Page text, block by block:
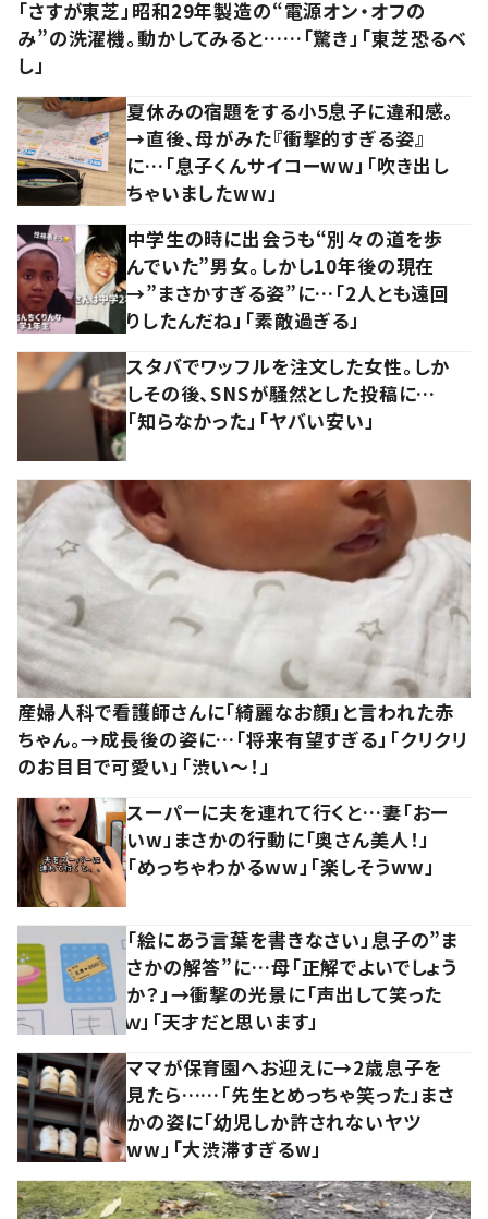
「さすが東芝」昭和29年製造の“電源オン・オフの
み”の洗濯機。動かしてみると……「驚き」「東芝恐るべ
し」
夏休みの宿題をする小5息子に違和感。
→直後、母がみた『衝撃的すぎる姿』
に…「息子くんサイコーww」「吹き出し
ちゃいましたww」
中学生の時に出会うも“別々の道を歩
んでいた”男女。しかし10年後の現在
→”まさかすぎる姿”に…「2人とも遠回
りしたんだね」「素敵過ぎる」
スタバでワッフルを注文した女性。しか
しその後、SNSが騒然とした投稿に…
「知らなかった」「ヤバい安い」
産婦人科で看護師さんに「綺麗なお顔」と言われた赤
ちゃん。→成長後の姿に…「将来有望すぎる」「クリクリ
のお目目で可愛い」「渋い～！」
スーパーに夫を連れて行くと…妻「おー
いw」まさかの行動に「奥さん美人！」
「めっちゃわかるww」「楽しそうww」
「絵にあう言葉を書きなさい」息子の”ま
さかの解答”に…母「正解でよいでしょう
か？」→衝撃の光景に「声出して笑った
ｗ」「天才だと思います」
ママが保育園へお迎えに→2歳息子を
見たら……「先生とめっちゃ笑った」まさ
かの姿に「幼児しか許されないヤツ
ww」「大渋滞すぎるw」